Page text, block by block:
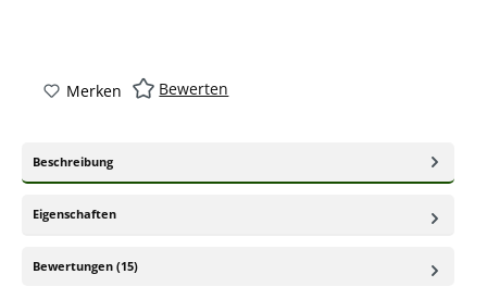
Merken Bewerten
Beschreibung
Eigenschaften
Bewertungen (15)